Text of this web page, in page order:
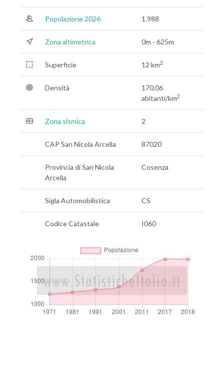
Popolazione 2026 1.988
Zona altimetrica 0m - 625m
Superficie 12 km2
Densità
170,06
abitanti/km2
Zona sismica 2
CAP San Nicola Arcella 87020
Provincia di San Nicola
Arcella
Cosenza
Sigla Automobilistica CS
Codice Catastale I060